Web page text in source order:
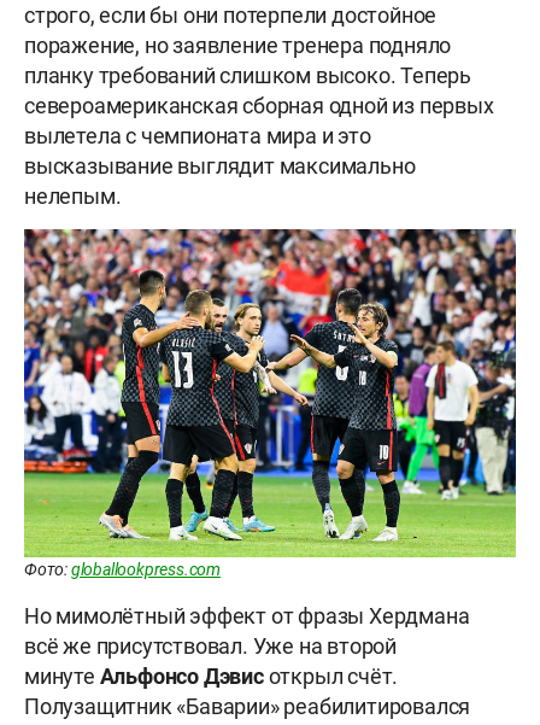
строго, если бы они потерпели достойное
поражение, но заявление тренера подняло
планку требований слишком высоко. Теперь
североамериканская сборная одной из первых
вылетела с чемпионата мира и это
высказывание выглядит максимально
нелепым.
Фото:globallookpress.com
Но мимолётный эффект от фразы Хердмана
всё же присутствовал. Уже на второй
минуте АльфонсоДэвисоткрыл счёт.
Полузащитник «Баварии» реабилитировался